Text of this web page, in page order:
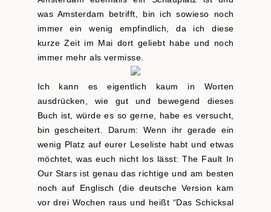
was Amsterdam betrifft, bin ich sowieso noch
immer ein wenig empfindlich, da ich diese
kurze Zeit im Mai dort geliebt habe und noch
immer mehr als vermisse.
Ich kann es eigentlich kaum in Worten
ausdrücken, wie gut und bewegend dieses
Buch ist, würde es so gerne, habe es versucht,
bin gescheitert. Darum: Wenn ihr gerade ein
wenig Platz auf eurer Leseliste habt und etwas
möchtet, was euch nicht los lässt: The Fault In
Our Stars ist genau das richtige und am besten
noch auf Englisch (die deutsche Version kam
vor drei Wochen raus und heißt “Das Schicksal